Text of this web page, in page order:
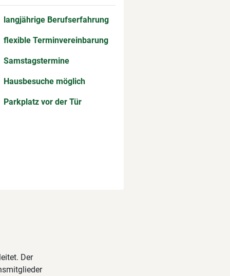
langjährige Berufserfahrung
flexible Terminvereinbarung
Samstagstermine
Hausbesuche möglich
Parkplatz vor der Tür
Der